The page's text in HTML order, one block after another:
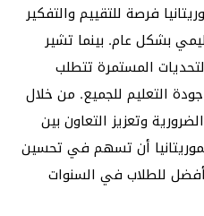
بريف 2024 في موريتانيا فرصة للتقييم والتفكير
بشكل عام. بينما تشير
المستمرة تتطلب
التعليم للجميع. من خلال
وتعزيز التعاون بين
أن تسهم في تحسين
للطلاب في السنوات